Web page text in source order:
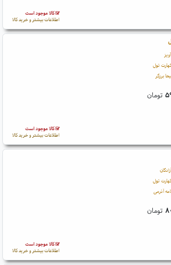
کالا موجود است
اطلاعات بیشتر و خرید کالا
تول
برزگر
تومان
کالا موجود است
اطلاعات بیشتر و خرید کالا
تول
آذرمی
تومان
کالا موجود است
اطلاعات بیشتر و خرید کالا